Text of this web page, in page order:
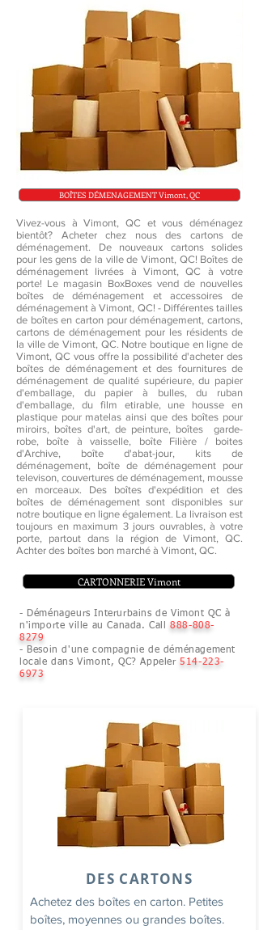
Vivez-vous à Vimont, QC et vous déménagez
bientôt? Acheter chez nous des cartons de
déménagement. De nouveaux cartons solides
pour les gens de la ville de Vimont, QC! Boîtes de
déménagement livrées à Vimont, QC à votre
porte! Le magasin BoxBoxes vend de nouvelles
boîtes de déménagement et accessoires de
déménagement à Vimont, QC! - Différentes tailles
de boîtes en carton pour déménagement, cartons,
cartons de déménagement pour les résidents de
la ville de Vimont, QC. Notre boutique en ligne de
Vimont, QC vous offre la possibilité d'acheter des
boîtes de déménagement et des fournitures de
déménagement de qualité supérieure, du papier
d'emballage, du papier à bulles, du ruban
d'emballage, du film etirable, une housse en
plastique pour matelas ainsi que des boîtes pour
miroirs, boîtes d'art, de peinture, boîtes garde-
robe, boîte à vaisselle, boîte Filière / boites
d'Archive, boîte d'abat-jour, kits de
déménagement, boîte de déménagement pour
televison, couvertures de déménagement, mousse
en morceaux. Des boîtes d'expédition et des
boîtes de déménagement sont disponibles sur
notre boutique en ligne également. La livraison est
toujours en maximum 3 jours ouvrables, à votre
porte, partout dans la région de Vimont, QC.
Achter des boîtes bon marché à Vimont, QC.
BOÎTES DÉMENAGEMENT Vimont, QC
- Déménageurs Interurbains de Vimont QC à
n'importe ville au Canada. Call888-808-
8279
- Besoin d'une compagnie de déménagement
locale dans Vimont, QC? Appeler514-223-
6973
CARTONNERIE Vimont
Achetez des boîtes en carton. Petites
boîtes, moyennes ou grandes boîtes.
DES CARTONS